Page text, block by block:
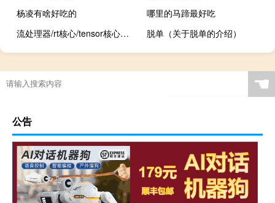
杨凌有啥好吃的
哪里的马蹄最好吃
流处理器/rt核心/tensor核心（流处理器）
脱单（关于脱单的介绍）
☚
公告